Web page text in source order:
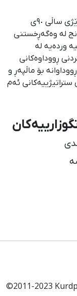
ئاژانسی هەواڵدەریی کوردستان، لە ١ی گەلاوێژی ساڵی ٩٠ی
لە وەگەڕخستنی
وردەیە لە
ڕووداوەكانی
بۆ ماڵپەڕ و
ستراتیژییەكانی ئەم
©2011-2023